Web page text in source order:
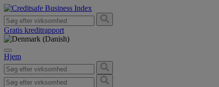
Gratis kreditrapport
Hjem